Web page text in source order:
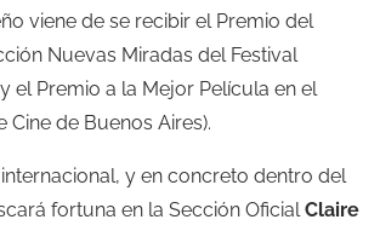
viene de se recibir el Premio del
Nuevas Miradas del Festival
el Premio a la Mejor Película en el
Cine de Buenos Aires).
y en concreto dentro del
fortuna en la Sección OficialClaire